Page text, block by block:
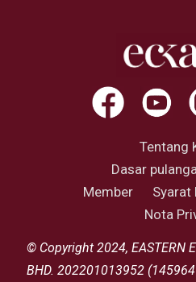
Tentang
Dasar
Member
Syarat
Nota
© Copyright 2024, EASTERN
BHD. 202201013952